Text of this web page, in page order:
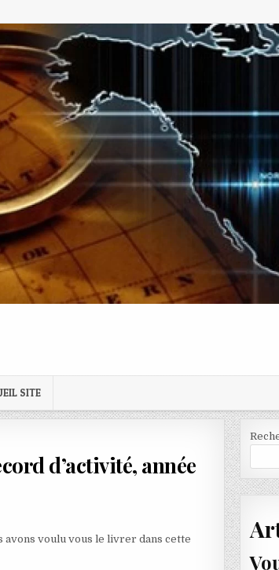
SITE
d’activité, année
avons voulu vous le livrer dans cette